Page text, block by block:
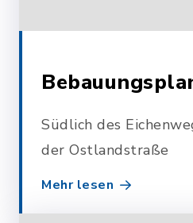
Südlich des
der Ostlandstraße
Mehr lesen